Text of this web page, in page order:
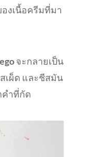
งเนื้อครีมที่มา
จะกลายเป็น
เผ็ด และชีสมัน
คำที่กัด